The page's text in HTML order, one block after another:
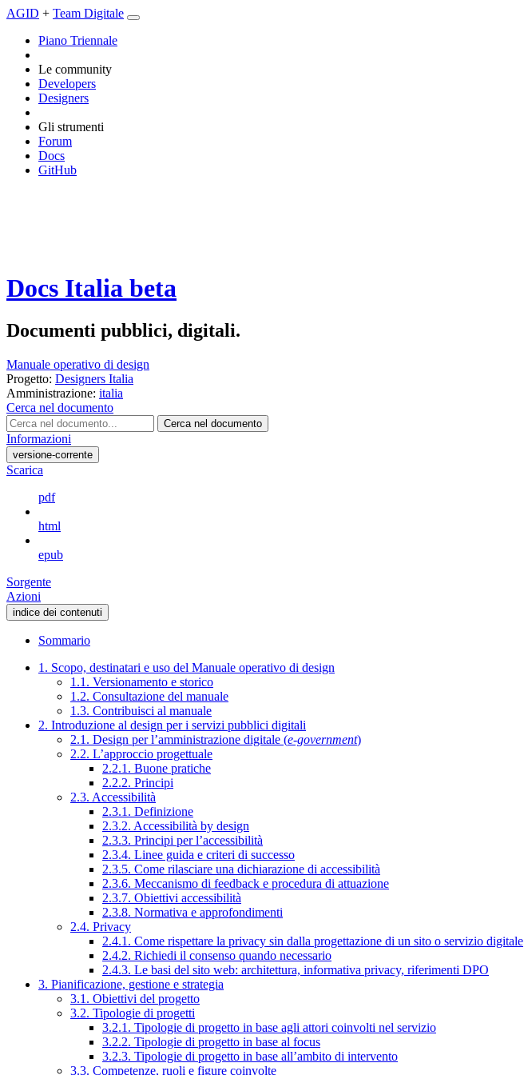
AGID + Team Digitale
Piano Triennale
Le community
Developers
Designers
Gli strumenti
Forum
Docs
GitHub
Docs Italia beta
Documenti pubblici, digitali.
Manuale operativo di design
Progetto: Designers Italia
Amministrazione: italia
Cerca nel documento
Cerca nel documento
Informazioni
versione-corrente
Scarica
pdf
html
epub
Sorgente
Azioni
indice dei contenuti
Sommario
1. Scopo, destinatari e uso del Manuale operativo di design
1.1. Versionamento e storico
1.2. Consultazione del manuale
1.3. Contribuisci al manuale
2. Introduzione al design per i servizi pubblici digitali
2.1. Design per l’amministrazione digitale (e-government)
2.2. L’approccio progettuale
2.2.1. Buone pratiche
2.2.2. Principi
2.3. Accessibilità
2.3.1. Definizione
2.3.2. Accessibilità by design
2.3.3. Principi per l’accessibilità
2.3.4. Linee guida e criteri di successo
2.3.5. Come rilasciare una dichiarazione di accessibilità
2.3.6. Meccanismo di feedback e procedura di attuazione
2.3.7. Obiettivi accessibilità
2.3.8. Normativa e approfondimenti
2.4. Privacy
2.4.1. Come rispettare la privacy sin dalla progettazione di un sito o servizio digitale
2.4.2. Richiedi il consenso quando necessario
2.4.3. Le basi del sito web: architettura, informativa privacy, riferimenti DPO
3. Pianificazione, gestione e strategia
3.1. Obiettivi del progetto
3.2. Tipologie di progetti
3.2.1. Tipologie di progetto in base agli attori coinvolti nel servizio
3.2.2. Tipologie di progetto in base al focus
3.2.3. Tipologie di progetto in base all’ambito di intervento
3.3. Competenze, ruoli e figure coinvolte